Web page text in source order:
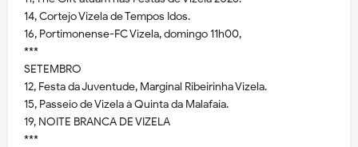
14, Cortejo Vizela de Tempos Idos.
16, Portimonense-FC Vizela, domingo 11h00,
***
SETEMBRO
12, Festa da Juventude, Marginal Ribeirinha Vizela.
15, Passeio de Vizela à Quinta da Malafaia.
19, NOITE BRANCA DE VIZELA
***